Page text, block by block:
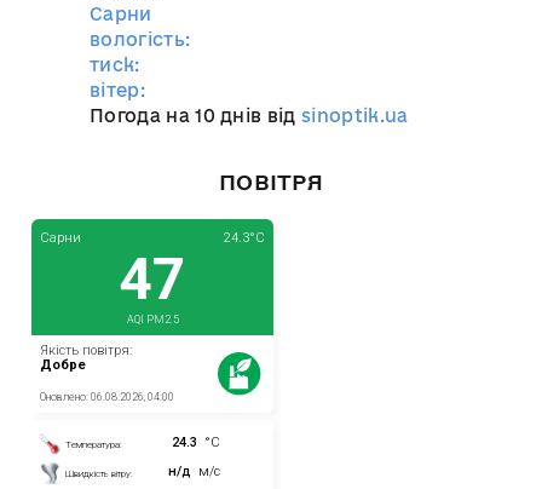
Сарни
вологість:
тиск:
вітер:
Погода на 10 днів відsinoptik.ua
ПОВІТРЯ